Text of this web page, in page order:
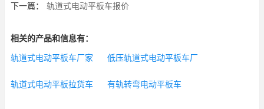
下一篇： 轨道式电动平板车报价
相关的产品和信息有：
轨道式电动平板车厂家 低压轨道式电动平板车厂
轨道式电动平板拉货车 有轨转弯电动平板车